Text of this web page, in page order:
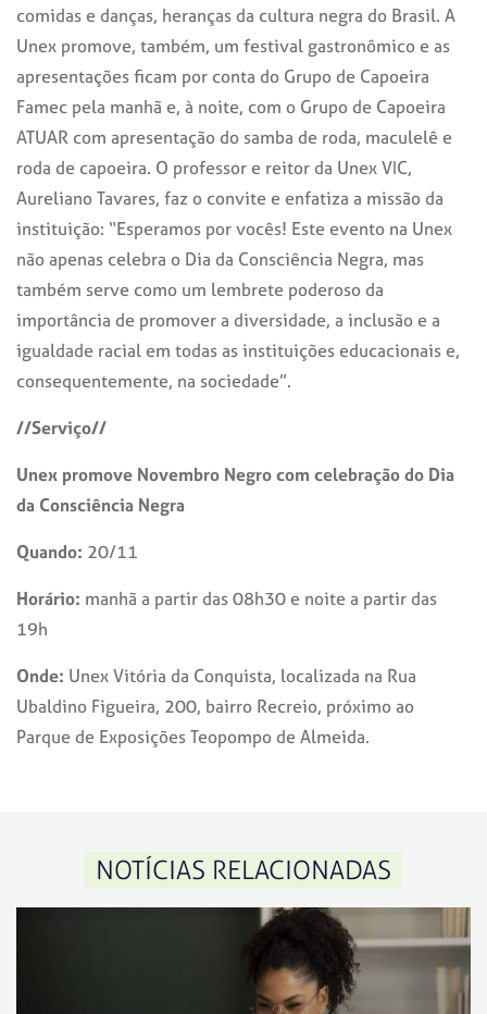
comidas e danças, heranças da cultura negra do Brasil. A
Unex promove, também, um festival gastronômico e as
apresentações ficam por conta do Grupo de Capoeira
Famec pela manhã e, à noite, com o Grupo de Capoeira
ATUAR com apresentação do samba de roda, maculelê e
roda de capoeira. O professor e reitor da Unex VIC,
Aureliano Tavares, faz o convite e enfatiza a missão da
instituição: “Esperamos por vocês! Este evento na Unex
não apenas celebra o Dia da Consciência Negra, mas
também serve como um lembrete poderoso da
importância de promover a diversidade, a inclusão e a
igualdade racial em todas as instituições educacionais e,
consequentemente, na sociedade”.
//Serviço//
Unex promove Novembro Negro com celebração do Dia
da Consciência Negra
Quando: 20/11
Horário: manhã a partir das 08h30 e noite a partir das
19h
Onde: Unex Vitória da Conquista, localizada na Rua
Ubaldino Figueira, 200, bairro Recreio, próximo ao
Parque de Exposições Teopompo de Almeida.
NOTÍCIAS RELACIONADAS